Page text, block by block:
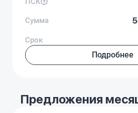
Сумма
Срок
Подробнее
Предложения